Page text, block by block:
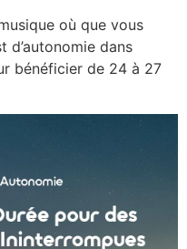
où que vous
d’autonomie dans
bénéficier de 24 à 27